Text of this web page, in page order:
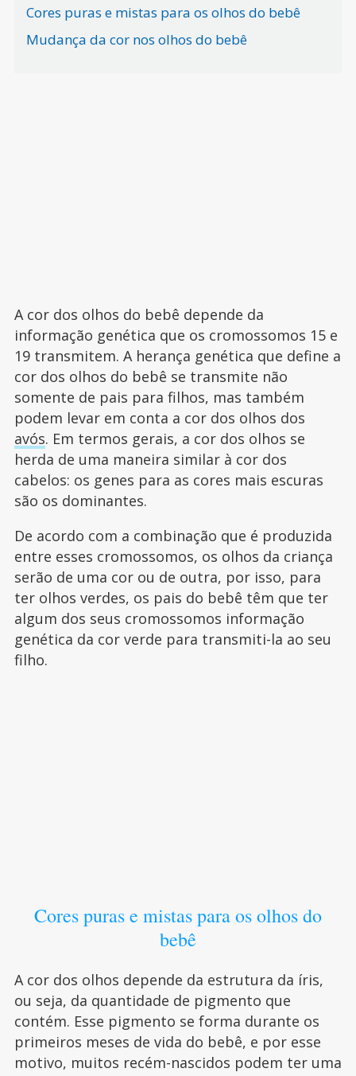
Cores puras e mistas para os olhos do bebê
Mudança da cor nos olhos do bebê
A cor dos olhos do bebê depende da
informação genética que os cromossomos 15 e
19 transmitem. A herança genética que define a
cor dos olhos do bebê se transmite não
somente de pais para filhos, mas também
podem levar em conta a cor dos olhos dos
avós. Em termos gerais, a cor dos olhos se
herda de uma maneira similar à cor dos
cabelos: os genes para as cores mais escuras
são os dominantes.
De acordo com a combinação que é produzida
entre esses cromossomos, os olhos da criança
serão de uma cor ou de outra, por isso, para
ter olhos verdes, os pais do bebê têm que ter
algum dos seus cromossomos informação
genética da cor verde para transmiti-la ao seu
filho.
Cores puras e mistas para os olhos do
bebê
A cor dos olhos depende da estrutura da íris,
ou seja, da quantidade de pigmento que
contém. Esse pigmento se forma durante os
primeiros meses de vida do bebê, e por esse
motivo, muitos recém-nascidos podem ter uma